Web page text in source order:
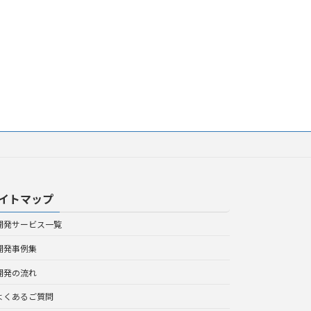
トマップ
発サービス一覧
発事例集
発の流れ
くあるご質問